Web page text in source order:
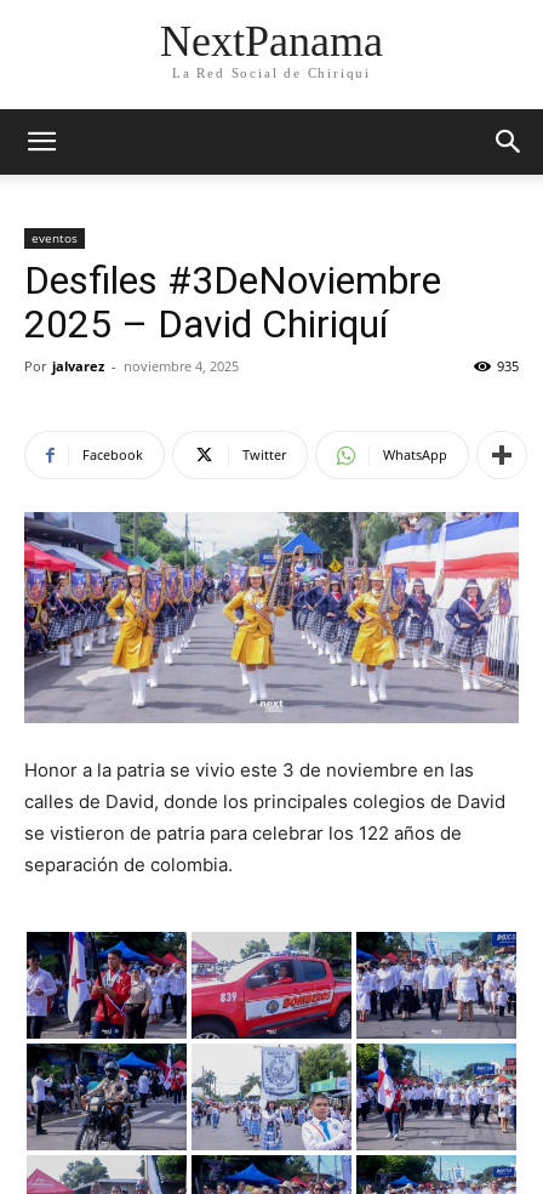
NextPanama
La Red Social de Chiriqui
eventos
Desfiles #3DeNoviembre
2025 – David Chiriquí
Por jalvarez - noviembre 4, 2025 935
Facebook Twitter WhatsApp
Honor a la patria se vivio este 3 de noviembre en las
calles de David, donde los principales colegios de David
se vistieron de patria para celebrar los 122 años de
separación de colombia.